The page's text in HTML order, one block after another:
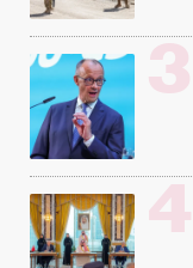
3
4